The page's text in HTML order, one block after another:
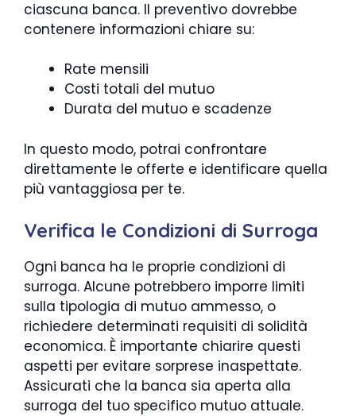
ciascuna banca. Il preventivo dovrebbe
contenere informazioni chiare su:
Rate mensili
Costi totali del mutuo
Durata del mutuo e scadenze
In questo modo, potrai confrontare
direttamente le offerte e identificare quella
più vantaggiosa per te.
Verifica le Condizioni di Surroga
Ogni banca ha le proprie condizioni di
surroga. Alcune potrebbero imporre limiti
sulla tipologia di mutuo ammesso, o
richiedere determinati requisiti di solidità
economica. È importante chiarire questi
aspetti per evitare sorprese inaspettate.
Assicurati che la banca sia aperta alla
surroga del tuo specifico mutuo attuale.